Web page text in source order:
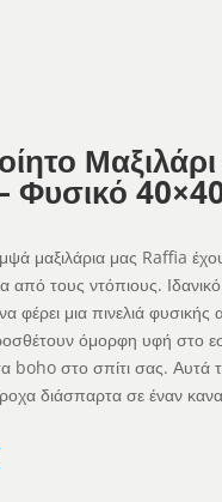
Φυσικό
μαξιλάρια μας Raffia
από τους ντόπιους.
φέρει μια πινελιά
όμορφη υφή στο
boho στο σπίτι σας. Αυτά
διάσπαρτα σε έναν